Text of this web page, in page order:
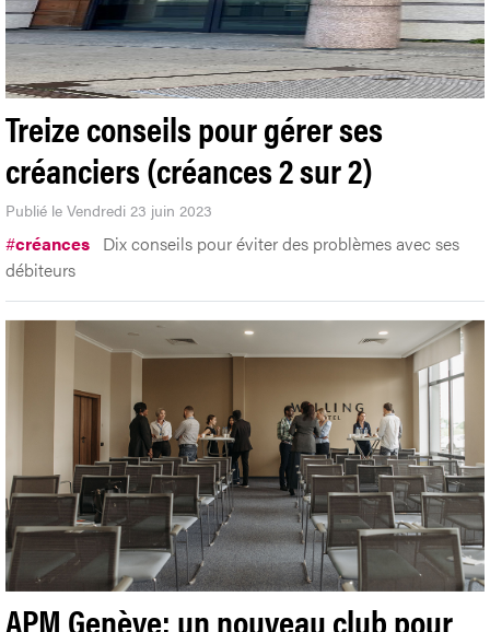
Treize conseils pour gérer ses
créanciers (créances 2 sur 2)
Publié le Vendredi 23 juin 2023
#créances Dix conseils pour éviter des problèmes avec ses
débiteurs
APM Genève: un nouveau club pour